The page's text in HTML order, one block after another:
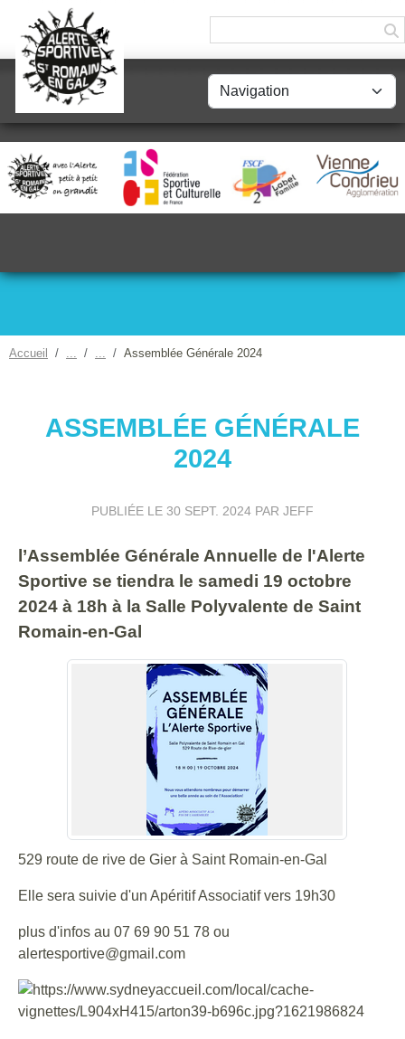
Accueil Assemblée Générale 2024
ASSEMBLÉE GÉNÉRALE
2024
PUBLIÉE LE 30 SEPT. 2024 PAR JEFF
l’Assemblée Générale Annuelle de l'Alerte
Sportive se tiendra le samedi 19 octobre
2024 à 18h à la Salle Polyvalente de Saint
Romain-en-Gal
529 route de rive de Gier à Saint Romain-en-Gal
Elle sera suivie d'un Apéritif Associatif vers 19h30
plus d'infos au 07 69 90 51 78 ou
alertesportive@gmail.com
Panneau de gestion des cookies